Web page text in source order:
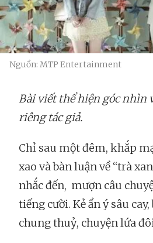
Nguồn: MTP Entertainment
Bài viết thể hiện góc nhìn
riêng tác giả.
Chỉ sau một đêm, khắp
xao và bàn luận về “trà
nhắc đến, mượn câu
tiếng cười. Kẻ ẩn ý sâu
chung thuỷ, chuyện lứa